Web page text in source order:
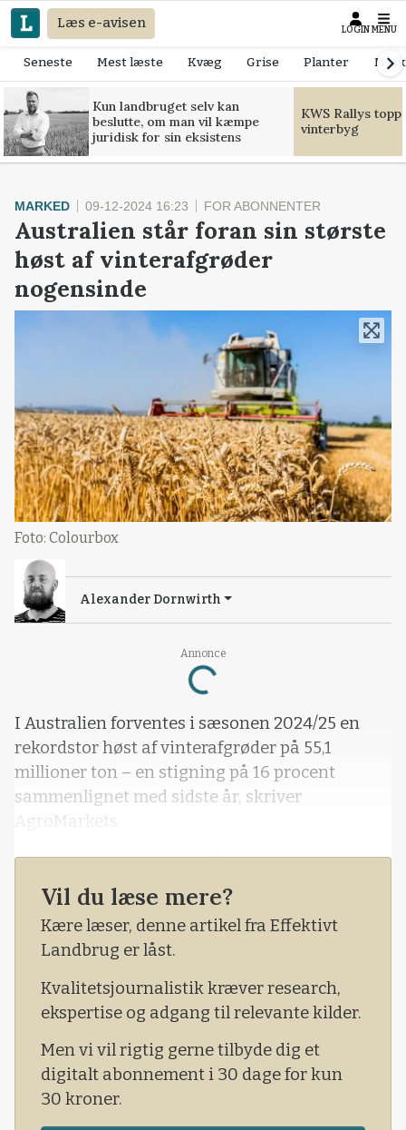
Læs e-avisen LOGIN MENU
Seneste Mest læste Kvæg Grise Planter
Kun landbruget selv kan
beslutte, om man vil kæmpe
juridisk for sin eksistens
KWS Rallys
vinterbyg
Annonce
Loading...
MARKED 09-12-2024 16:23 FOR ABONNENTER
Australien står foran sin største
høst af vinterafgrøder
nogensinde
Foto: Colourbox
Alexander Dornwirth
I Australien forventes i sæsonen 2024/25 en
rekordstor høst af vinterafgrøder på 55,1
millioner ton – en stigning på 16 procent
sammenlignet med sidste år, skriver
AgroMarkets.
Ifølge det australske landbrugsagentur Abares
skyldes fremgangen en kombination af større
dyrkningsarealer, rigelige regnmængder og høj
jordfugtighed. Især i New South Wales,
Queensland og Western Australia, har det
skabt optimale vækstbetingelser.
Vil du læse mere?
Kære læser, denne artikel fra Effektivt
Landbrug er låst.
Kvalitetsjournalistik kræver research,
ekspertise og adgang til relevante kilder.
Men vi vil rigtig gerne tilbyde dig et
digitalt abonnement i 30 dage for kun
30 kroner.